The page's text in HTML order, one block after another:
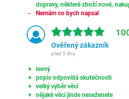
dopravy, některé zboží nové,
Nemám co bych napsal
Ověřený zákazník
před 3 dny
levný
popis odpovídá skutečnosti
velký výběr věcí
nějaké věci jinde neseženete